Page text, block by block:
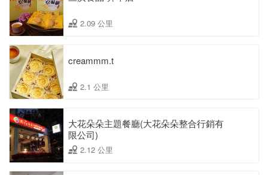
2.09 公里
creammm.t
2.1 公里
大花朵朵主題餐廳(大花朵朵整合行銷有
限公司)
2.12 公里